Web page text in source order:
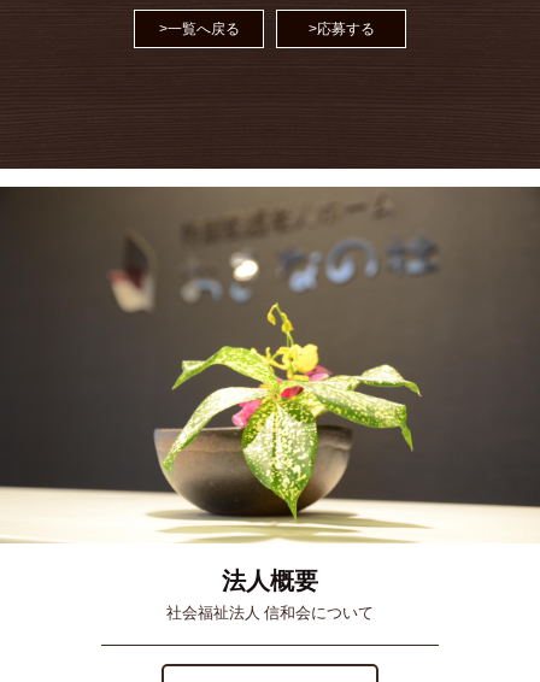
>一覧へ戻る >応募する
法人概要
社会福祉法人 信和会について